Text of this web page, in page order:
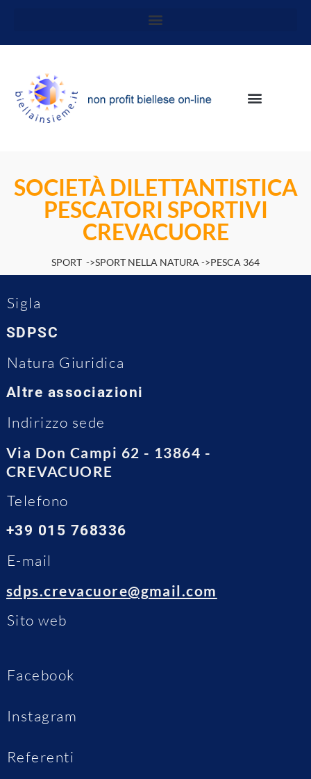
SOCIETÀ DILETTANTISTICA
PESCATORI SPORTIVI
CREVACUORE
SPORT ->SPORT NELLA NATURA ->PESCA 364
Sigla
SDPSC
Natura Giuridica
Altre associazioni
Indirizzo sede
Via Don Campi 62 - 13864 -
CREVACUORE
Telefono
+39 015 768336
E-mail
sdps.crevacuore@gmail.com
Sito web
Facebook
Instagram
Referenti